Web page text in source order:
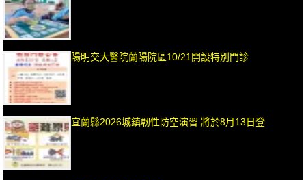
陽明交大醫院蘭陽院區10/21開設特別門診
宜蘭縣2026城鎮韌性防空演習 將於8月13日登